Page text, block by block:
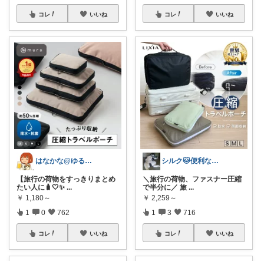
コレ いいね
はなかな@ゆるふわ暮らし
【旅行の荷物をすっきりまとめ
たい人に🧳🤍✨ ...
￥ 1,180～
1 0 762
コレ いいね
コレ いいね
シルク🐱便利な暮らし
＼旅行の荷物、ファスナー圧縮
で半分に／ 旅 ...
￥ 2,259～
1 3 716
コレ いいね